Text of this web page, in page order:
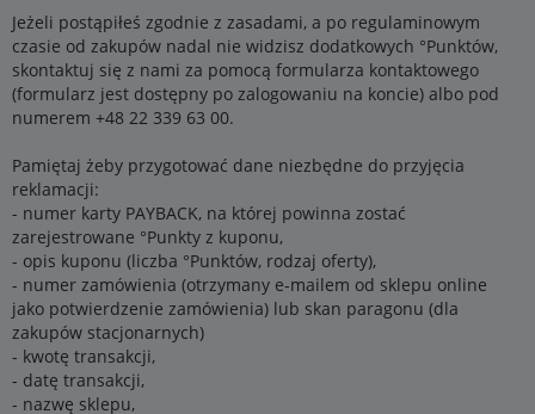
Jeżeli postąpiłeś zgodnie z zasadami, a po regulaminowym
czasie od zakupów nadal nie widzisz dodatkowych °Punktów,
skontaktuj się z nami za pomocą formularza kontaktowego
(formularz jest dostępny po zalogowaniu na koncie) albo pod
numerem +48 22 339 63 00.
Pamiętaj żeby przygotować dane niezbędne do przyjęcia
reklamacji:
- numer karty PAYBACK, na której powinna zostać
zarejestrowane °Punkty z kuponu,
- opis kuponu (liczba °Punktów, rodzaj oferty),
- numer zamówienia (otrzymany e-mailem od sklepu online
jako potwierdzenie zamówienia) lub skan paragonu (dla
zakupów stacjonarnych)
- kwotę transakcji,
- datę transakcji,
- nazwę sklepu,